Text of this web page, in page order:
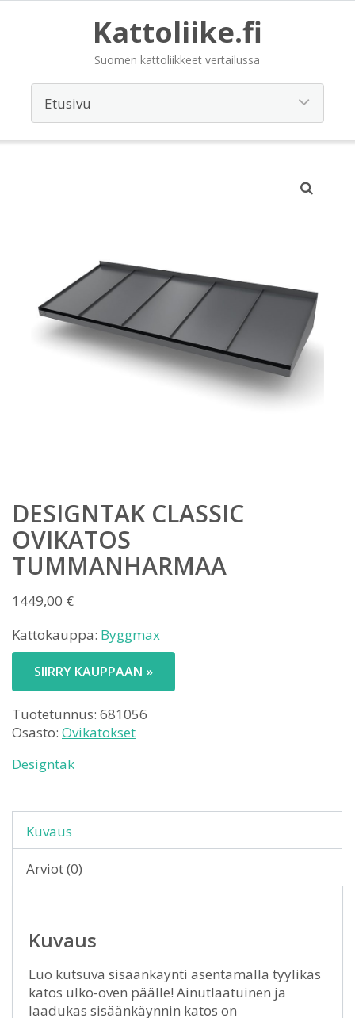
Kattoliike.fi
Suomen kattoliikkeet vertailussa
DESIGNTAK CLASSIC
OVIKATOS
TUMMANHARMAA
1449,00 €
Kattokauppa: Byggmax
SIIRRY KAUPPAAN »
Tuotetunnus: 681056
Osasto: Ovikatokset
Designtak
Kuvaus
Arviot (0)
Kuvaus
Luo kutsuva sisäänkäynti asentamalla tyylikäs
katos ulko-oven päälle! Ainutlaatuinen ja
laadukas sisäänkäynnin katos on